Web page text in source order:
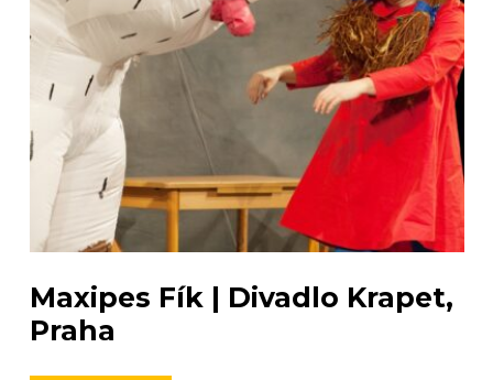
Maxipes Fík | Divadlo Krapet,
Praha